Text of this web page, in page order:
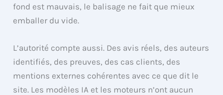
fond est mauvais, le balisage ne fait que mieux
emballer du vide.
L’autorité compte aussi. Des avis réels, des auteurs
identifiés, des preuves, des cas clients, des
mentions externes cohérentes avec ce que dit le
site. Les modèles IA et les moteurs n’ont aucun